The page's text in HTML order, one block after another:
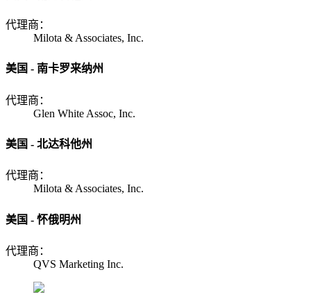
代理商：
Milota & Associates, Inc.
美国 - 南卡罗来纳州
代理商：
Glen White Assoc, Inc.
美国 - 北达科他州
代理商：
Milota & Associates, Inc.
美国 - 怀俄明州
代理商：
QVS Marketing Inc.